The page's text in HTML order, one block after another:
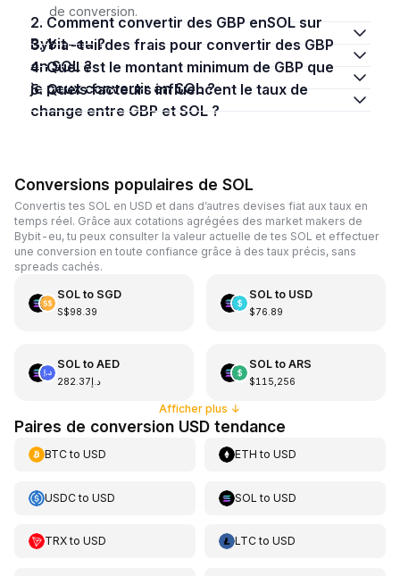
de conversion.
2. Comment convertir des GBP enSOL sur
Bybit-eu ?
3. Y a-t-il des frais pour convertir des GBP
en SOL ?
4. Quel est le montant minimum de GBP que
je peux convertir en SOL ?
5. Quels facteurs influencent le taux de
change entre GBP et SOL ?
Conversions populaires de SOL
Convertis tes SOL en USD et dans d’autres devises fiat aux taux en
temps réel. Grâce aux cotations agrégées des market makers de
Bybit-eu, tu peux consulter la valeur actuelle de tes SOL et effectuer
une conversion en toute confiance grâce à des taux précis, sans
spreads cachés.
SOLto SGD
S$98.39
SOLto USD
$76.89
SOLto AED
د.إ282.37
SOLto ARS
$115,256
Afficher plus ↓
Paires de conversion USD tendance
BTCto USD ETH toUSD
USDCto USD SOL toUSD
TRXto USD LTCtoUSD